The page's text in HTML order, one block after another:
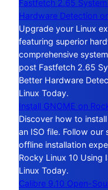
Fastfetch 2.65
Hardware Detection
Upgrade your Linux
featuring superior
comprehensive
post Fastfetch 2.65
Better Hardware
Linux Today.
Install GNOME on
Discover how to
an ISO file. Follow
offline installation
Rocky Linux 10 Using
Linux Today.
Calibre 9.10 Open-